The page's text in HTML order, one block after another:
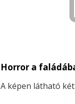
Horror a
A képen látható